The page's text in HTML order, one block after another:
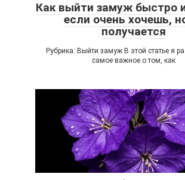
Как выйти замуж быстро
если очень хочешь,
получается
Рубрика: Выйти замуж В этой статье я
самое важное о том, как